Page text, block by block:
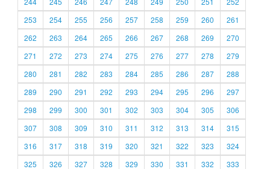
253
254 255 256 257 258 259 260
261
262
263 264 265 266 267 268 269
270
271
272 273 274 275 276 277 278
279
280
281 282 283 284 285 286 287
288
289
290 291 292 293 294 295 296
297
298
299 300 301 302 303 304 305
306
307
308 309 310 311 312 313 314
315
316
317 318 319 320 321 322 323
324
325
326 327 328 329 330 331 332 333